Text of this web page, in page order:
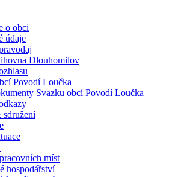
o obci
údaje
Dlouhomilov
Povodí Loučka
Svazku obcí Povodí Loučka
míst
hospodářství